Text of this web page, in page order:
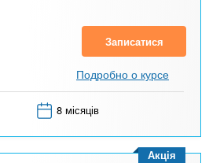
Записатися
Подробно о курсе
8 місяців
Акція